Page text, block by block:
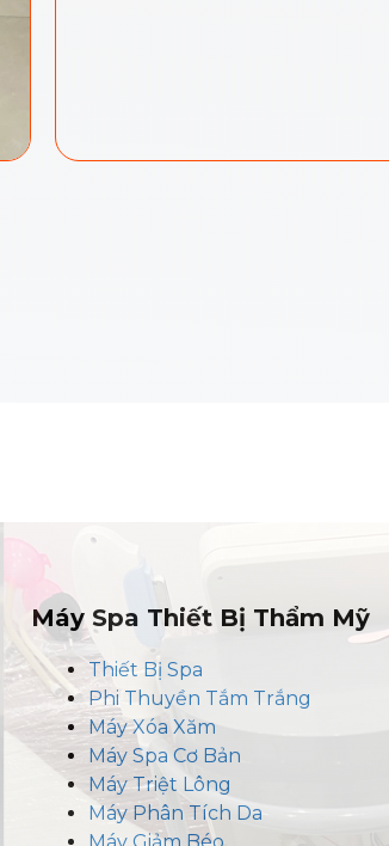
Máy Spa Thiết Bị Thẩm Mỹ
Thiết Bị Spa
Phi Thuyền Tắm Trắng
Máy Xóa Xăm
Máy Spa Cơ Bản
Máy Triệt Lông
Máy Phân Tích Da